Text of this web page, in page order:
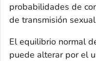
probabilidades de
de transmisión
El equilibrio normal
puede alterar por el